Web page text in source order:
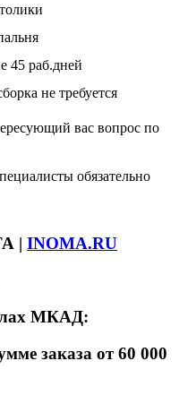
45 раб.дней
не требуется
вас вопрос по
обязательно
| INOMA.RU
МКАД:
заказа от 60 000